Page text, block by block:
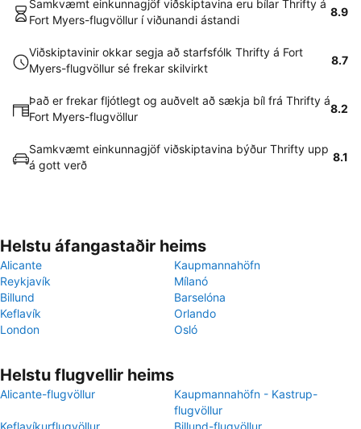
Samkvæmt einkunnagjöf viðskiptavina eru bílar Thrifty á
Fort Myers-flugvöllur í viðunandi ástandi
8.9
Viðskiptavinir okkar segja að starfsfólk Thrifty á Fort
Myers-flugvöllur sé frekar skilvirkt
8.7
Það er frekar fljótlegt og auðvelt að sækja bíl frá Thrifty á
Fort Myers-flugvöllur
8.2
Samkvæmt einkunnagjöf viðskiptavina býður Thrifty upp
á gott verð
8.1
Helstu áfangastaðir heims
Alicante
Kaupmannahöfn
Reykjavík
Mílanó
Billund
Barselóna
Keflavík
Orlando
London
Osló
Helstu flugvellir heims
Alicante-flugvöllur
Kaupmannahöfn - Kastrup-
flugvöllur
Keflavíkurflugvöllur
Billund-flugvöllur